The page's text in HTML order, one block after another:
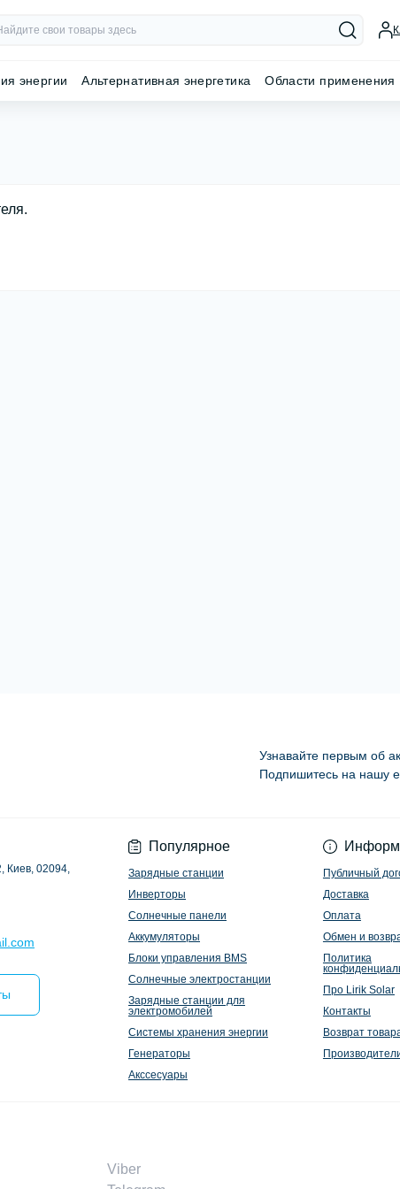
энергии Альтернативная энергетика Области применения
Узнавайте первым об
Подпишитесь на нашу
Киев, 02094,
Популярное
Зарядные станции
Инверторы
Солнечные панели
Аккумуляторы
Блоки управления BMS
Солнечные электростанции
Зарядные станции для
электромобилей
Системы хранения энергии
Генераторы
Акссесуары
Публичный
Доставка
Оплата
Обмен и
Политика
Про Lirik Solar
Контакты
Возврат
Viber